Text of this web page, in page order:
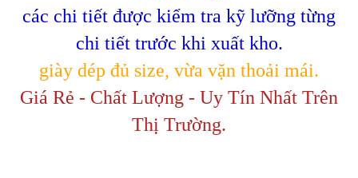
các chi tiết được kiểm tra kỹ lưỡng từng
chi tiết trước khi xuất kho.
giày dép đủ size, vừa vặn thoải mái.
Giá Rẻ - Chất Lượng - Uy Tín Nhất Trên
Thị Trường.